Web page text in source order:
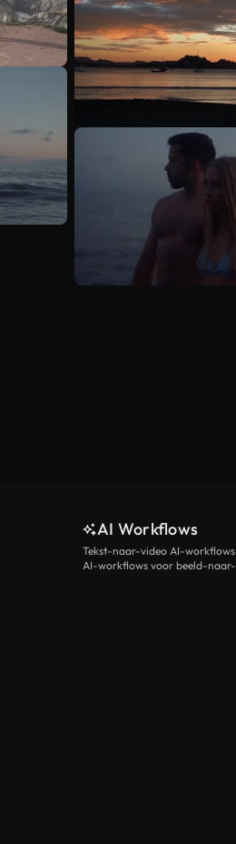
AI Workflows
Tekst-naar-video AI-workflows
AI-workflows voor beeld-